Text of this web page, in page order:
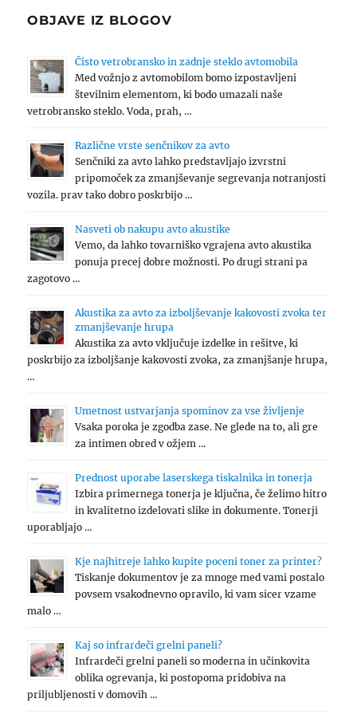
OBJAVE IZ BLOGOV
Čisto vetrobransko in zadnje steklo avtomobila
Med vožnjo z avtomobilom bomo izpostavljeni
številnim elementom, ki bodo umazali naše
vetrobransko steklo. Voda, prah, …
Različne vrste senčnikov za avto
Senčniki za avto lahko predstavljajo izvrstni
pripomoček za zmanjševanje segrevanja notranjosti
vozila. prav tako dobro poskrbijo …
Nasveti ob nakupu avto akustike
Vemo, da lahko tovarniško vgrajena avto akustika
ponuja precej dobre možnosti. Po drugi strani pa
zagotovo …
Akustika za avto za izboljševanje kakovosti zvoka ter
zmanjševanje hrupa
Akustika za avto vključuje izdelke in rešitve, ki
poskrbijo za izboljšanje kakovosti zvoka, za zmanjšanje hrupa,
…
Umetnost ustvarjanja spominov za vse življenje
Vsaka poroka je zgodba zase. Ne glede na to, ali gre
za intimen obred v ožjem …
Prednost uporabe laserskega tiskalnika in tonerja
Izbira primernega tonerja je ključna, če želimo hitro
in kvalitetno izdelovati slike in dokumente. Tonerji
uporabljajo …
Kje najhitreje lahko kupite poceni toner za printer?
Tiskanje dokumentov je za mnoge med vami postalo
povsem vsakodnevno opravilo, ki vam sicer vzame
malo …
Kaj so infrardeči grelni paneli?
Infrardeči grelni paneli so moderna in učinkovita
oblika ogrevanja, ki postopoma pridobiva na
priljubljenosti v domovih …